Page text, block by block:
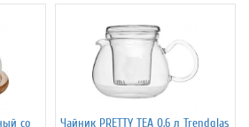
со
Чайник PRETTY TEA 0.6 л Trendglas